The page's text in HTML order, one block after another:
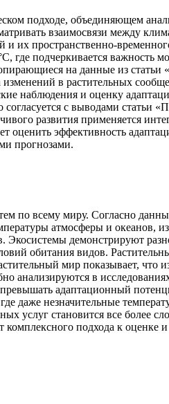
подходе, объединяющем
взаимосвязи между
их пространственно-
где подчеркивается важность
на данные из статьи
в растительных
наблюдения и оценку
с выводами статьи
развития применяется
оценить эффективность
прогнозами.
по всему миру. Согласно
атмосферы и океанов,
Экосистемы демонстрируют
обитания видов.
мир показывает, что
анализируются в
адаптационный
даже незначительные
услуг становится все более
подхода к оценке